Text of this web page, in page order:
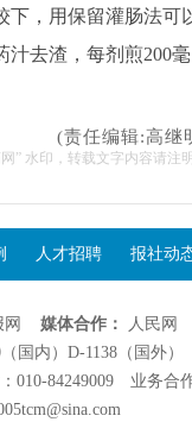
，用保留灌肠法可
去渣，每剂煎200毫
(责任编辑:高继
” 水印，转载文字内容请注明
人才招聘 报社动
媒体合作： 人民网
国内）D-1138（国外）
84249009 业务合作